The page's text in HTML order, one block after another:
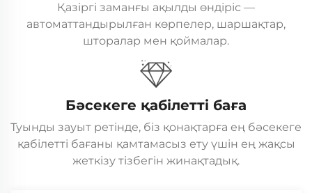
Қазіргі заманғы ақылды өндіріс —
автоматтандырылған көрпелер, шаршақтар,
шторалар мен қоймалар.
Бәсекеге қабілетті баға
Туынды зауыт ретінде, біз қонақтарға ең бәсекеге
қабілетті бағаны қамтамасыз ету үшін ең жақсы
жеткізу тізбегін жинақтадық.